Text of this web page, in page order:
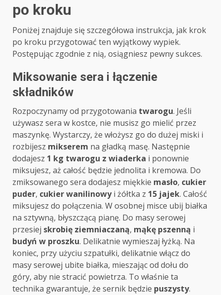
po kroku
Poniżej znajduje się szczegółowa instrukcja, jak krok
po kroku przygotować ten wyjątkowy wypiek.
Postępując zgodnie z nią, osiągniesz pewny sukces.
Miksowanie sera i łączenie
składników
Rozpoczynamy od przygotowania twarogu. Jeśli
używasz sera w kostce, nie musisz go mielić przez
maszynkę. Wystarczy, że włożysz go do dużej miski i
rozbijesz mikserem na gładką masę. Następnie
dodajesz 1 kg twarogu z wiaderka i ponownie
miksujesz, aż całość będzie jednolita i kremowa. Do
zmiksowanego sera dodajesz miękkie masło, cukier
puder, cukier wanilinowyi żółtka z 15 jajek. Całość
miksujesz do połączenia. W osobnej misce ubij białka
na sztywną, błyszczącą pianę. Do masy serowej
przesiej skrobię ziemniaczaną, mąkę pszenną i
budyń w proszku. Delikatnie wymieszaj łyżką. Na
koniec, przy użyciu szpatułki, delikatnie włącz do
masy serowej ubite białka, mieszając od dołu do
góry, aby nie stracić powietrza. To właśnie ta
technika gwarantuje, że sernik będzie puszysty.